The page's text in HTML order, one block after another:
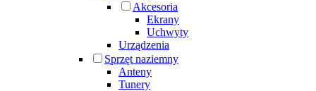
Akcesoria
Ekrany
Uchwyty
Urządzenia
Sprzęt naziemny
Anteny
Tunery